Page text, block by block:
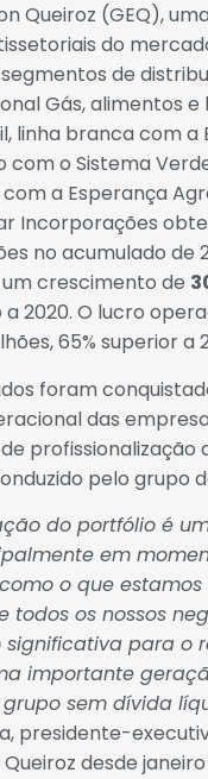
Queiroz (GEQ),
do
de
Gás, alimentos
linha branca com a
com o Sistema
a Esperança
Incorporações
no acumulado de
crescimento de
2020. O lucro
65% superior a
foram
das
profissionalização
pelo grupo
do portfólio é
em
o que estamos
todos os nossos
para o
importante
sem dívida
presidente-
desde janeiro